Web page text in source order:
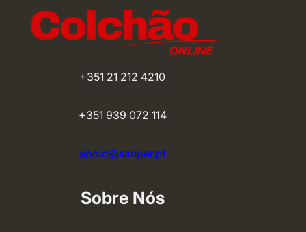
+351 21 212 4210
+351 939 072 114
apoio@sanper.pt
Sobre Nós